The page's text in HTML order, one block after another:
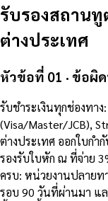
รับรองสถาน
ต่างประเทศ
หัวข้อที่ 01 · ข้อผิ
รับชำระเงินทุกช่องทา
(Visa/Master/JCB),
ต่างประเทศ ออกใบก
รองรับใบหัก ณ ที่จ่าย
ครบ: หน่วยงานปลายทา
รอบ 90 วันที่ผ่านมา แ